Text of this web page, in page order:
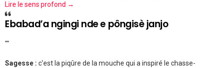
Lire le sens profond →
Ebabad’a ngingi nde e pôngisè janjo
""
Sagesse : c'est la piqûre de la mouche qui a inspiré le chasse-